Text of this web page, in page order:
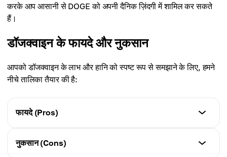
करके आप आसानी से DOGE को अपनी दैनिक ज़िंदगी में शामिल कर सकते
हैं।
डॉजक्वाइन के फायदे और नुकसान
आपको डॉजक्वाइन के लाभ और हानि को स्पष्ट रूप से समझाने के लिए, हमने
नीचे तालिका तैयार की है:
फायदे (Pros)
विशेषताएँ (Characteristics)
- कम लेन-देन शुल्क (~$0.001)।
नुकसान (Cons)